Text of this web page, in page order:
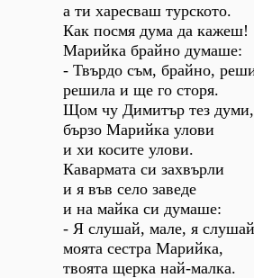
а ти харесваш турското.
Как посмя дума да кажеш!
Марийка брайно думаше:
- Твърдо съм, брайно,
решила и ще го сторя.
Щом чу Димитър тез думи,
бързо Марийка улови
и хи косите улови.
Кавармата си захвърли
и я във село заведе
и на майка си думаше:
- Я слушай, мале, я слушай
моята сестра Марийка,
твоята щерка най-малка.